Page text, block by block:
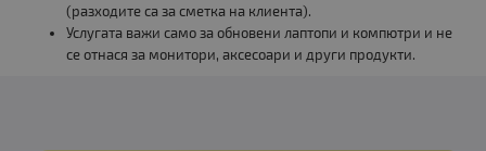
(разходите са за сметка на клиента).
Услугата важи само за обновени лаптопи и компютри и не
се отнася за монитори, аксесоари и други продукти.